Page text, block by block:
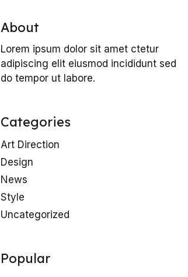
About
Lorem ipsum dolor sit amet ctetur
adipiscing elit eiusmod incididunt sed
do tempor ut labore.
Categories
Art Direction
Design
News
Style
Uncategorized
Popular